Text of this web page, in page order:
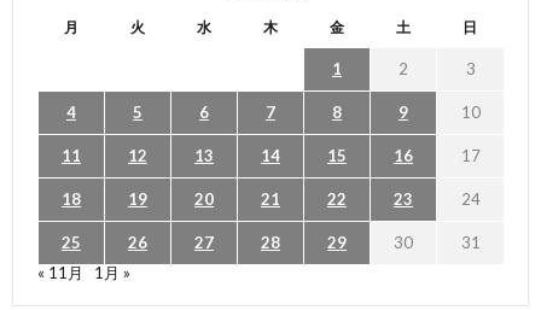
月 火 水 木 金 土 日
1 2 3
4 5 6 7 8 9 10
11 12 13 14 15 16 17
18 19 20 21 22 23 24
25 26 27 28 29 30
31
« 11月
1月 »